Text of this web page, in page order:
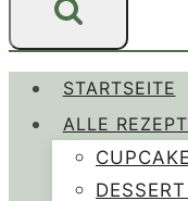
STARTSEITE
ALLE